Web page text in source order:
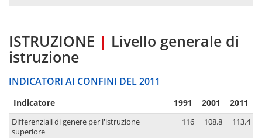
ISTRUZIONE | Livello generale di
istruzione
INDICATORI AI CONFINI DEL 2011
Indicatore 1991 2001 2011
Differenziali di genere per l'istruzione
superiore
116 108.8 113.4